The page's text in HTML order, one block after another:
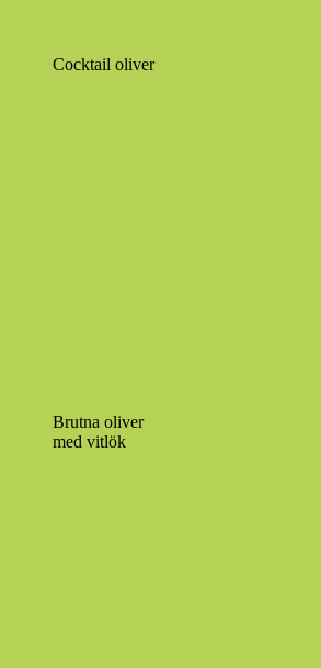
Cocktail oliver
Brutna oliver
med vitlök